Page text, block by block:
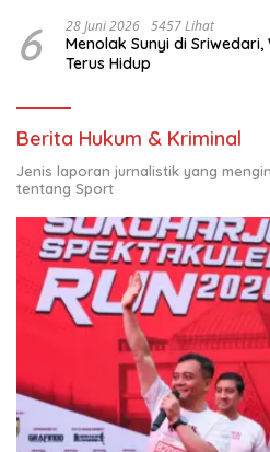
6 28 Juni 2026 5457 Lihat
Menolak Sunyi di
Terus Hidup
Berita Hukum & Kriminal
Jenis laporan jurnalistik yang
tentang Sport